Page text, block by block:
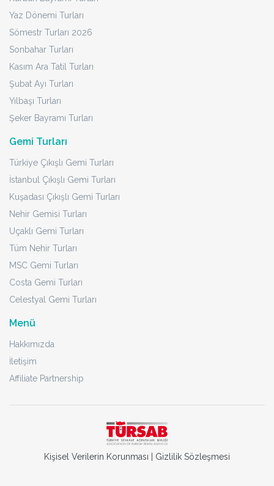
Yaz Dönemi Turları
Sömestr Turları 2026
Sonbahar Turları
Kasım Ara Tatil Turları
Şubat Ayı Turları
Yılbaşı Turları
Şeker Bayramı Turları
Gemi Turları
Türkiye Çıkışlı Gemi Turları
İstanbul Çıkışlı Gemi Turları
Kuşadası Çıkışlı Gemi Turları
Nehir Gemisi Turları
Uçaklı Gemi Turları
Tüm Nehir Turları
MSC Gemi Turları
Costa Gemi Turları
Celestyal Gemi Turları
Menü
Hakkımızda
İletişim
Affiliate Partnership
Kişisel Verilerin Korunması Gizlilik Sözleşmesi